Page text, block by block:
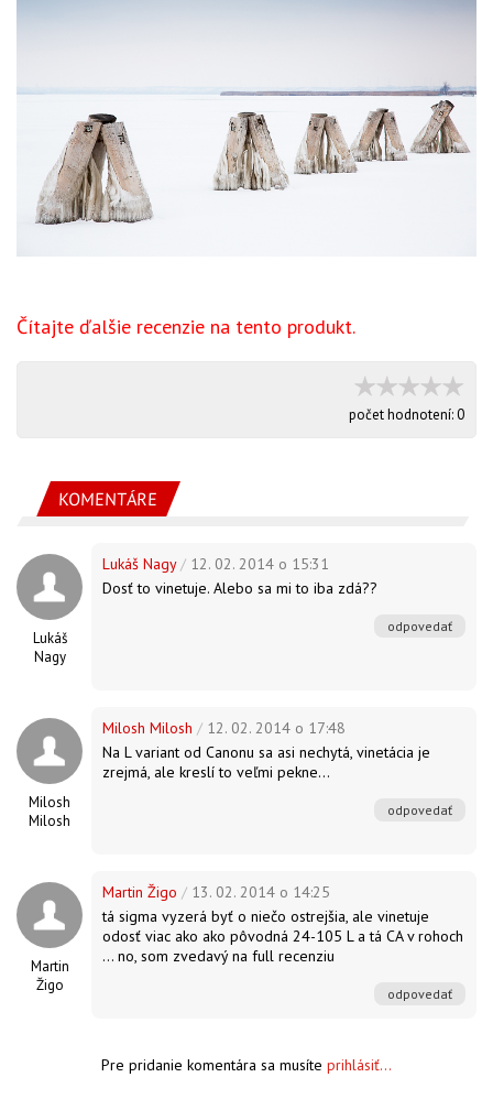
Čítajte ďalšie recenzie na tento produkt.
počet hodnotení:0
KOMENTÁRE
Lukáš
Nagy
Lukáš Nagy/ 12. 02. 2014 o 15:31
Dosť to vinetuje. Alebo sa mi to iba zdá??
odpovedať
Milosh
Milosh
Milosh Milosh / 12. 02. 2014 o 17:48
Na L variant od Canonu sa asi nechytá, vinetácia je
zrejmá, ale kreslí to veľmi pekne...
odpovedať
Martin
Žigo
Martin Žigo / 13. 02. 2014 o 14:25
tá sigma vyzerá byť o niečo ostrejšia, ale vinetuje
odosť viac ako ako pôvodná 24-105 L a tá CA v rohoch
... no, som zvedavý na full recenziu
odpovedať
Pre pridanie komentára sa musíte prihlásiť...